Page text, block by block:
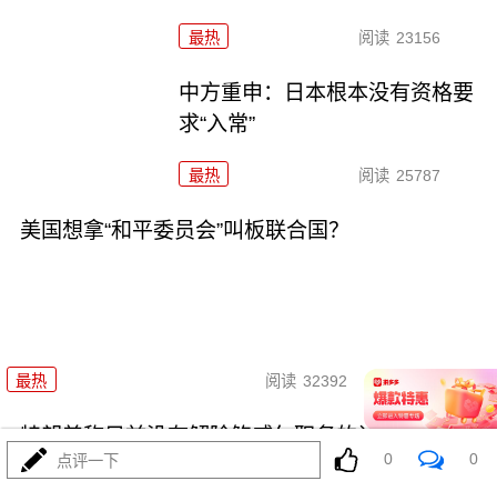
最热 阅读 23156
中方重申：日本根本没有资格要
求“入常”
最热 阅读 25787
美国想拿“和平委员会”叫板联合国？
最热 阅读 32392 01-20
特朗普称目前没有解除鲍威尔职务的计划
点评一下 0 0